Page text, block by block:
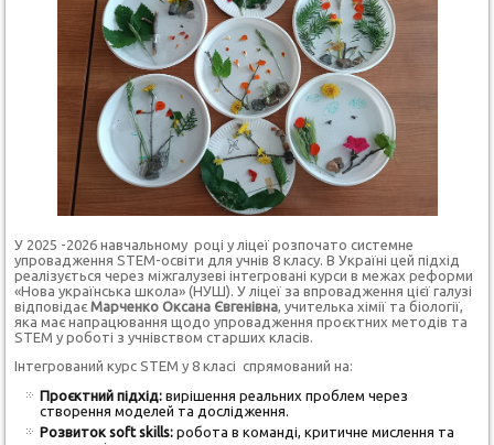
У 2025 -2026 навчальному році у ліцеї розпочато системне
упровадження STEM-освіти для учнів 8 класу. В Україні цей підхід
реалізується через міжгалузеві інтегровані курси в межах реформи
«Нова українська школа» (НУШ) . У ліцеї за впровадження цієї галузі
відповідаєМарченко Оксана Євгенівна , учителька хімії та біології,
яка має напрацювання щодо упровадження проєктних методів та
STEM у роботі з учнівством старших класів.
Інтегрований курс STEM у 8 класі спрямований на:
Проєктний підхід: вирішення реальних проблем через
створення моделей та дослідження.
Розвиток soft skills: робота в команді, критичне мислення та